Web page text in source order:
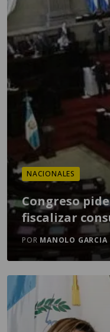
NACIONALES
Congreso
fiscalizar
POR MANOLO GARCIA